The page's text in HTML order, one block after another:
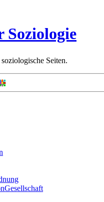
Soziologie
Seiten.